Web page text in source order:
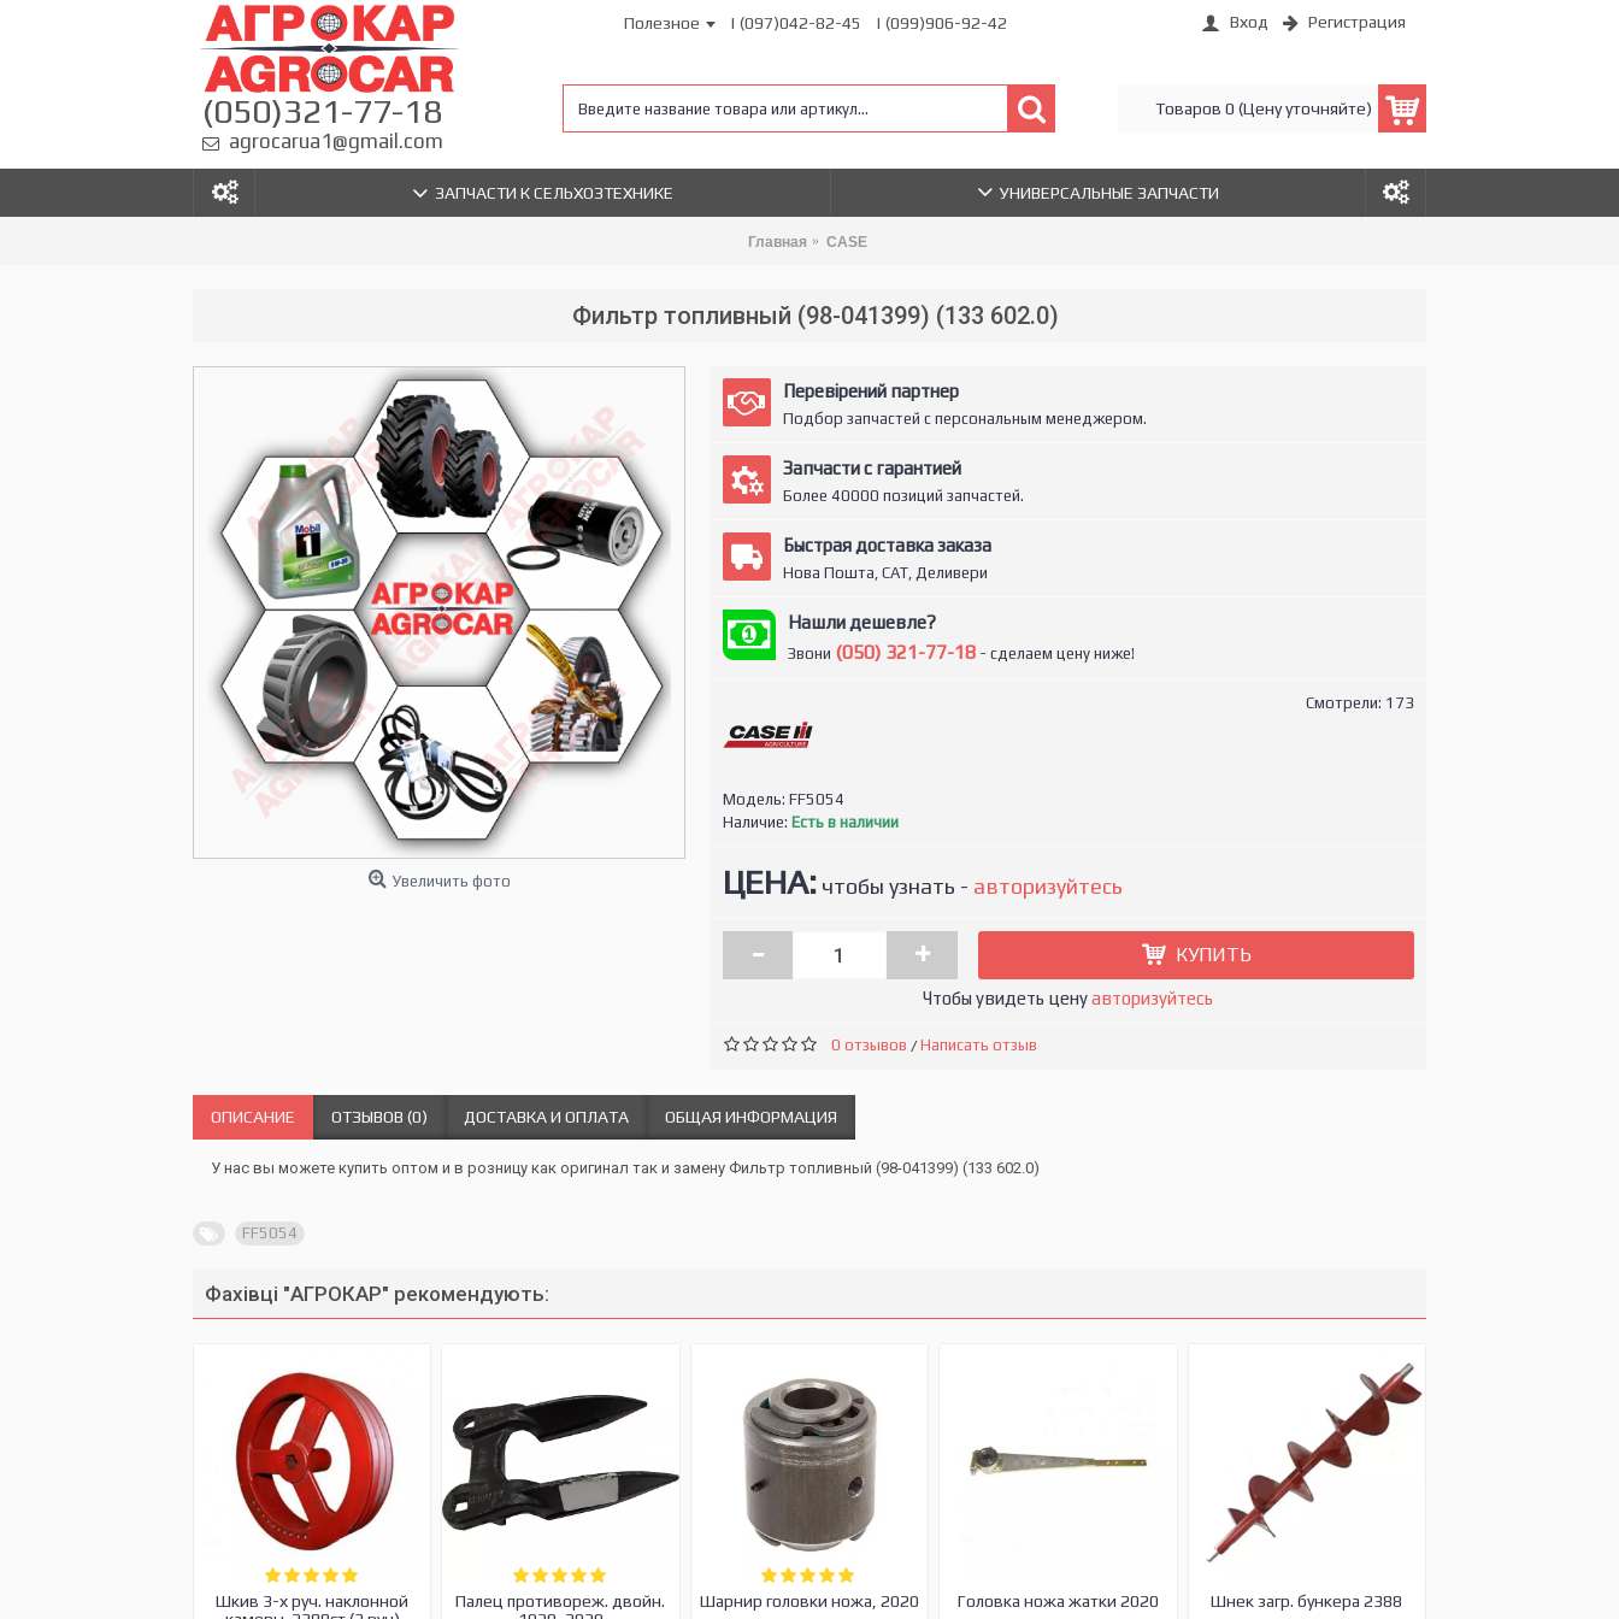
(050)321-77-18
agrocarua1@gmail.com
Полезное | (097)042-82-45 | (099)906-92-42 Вход Регистрация
Товаров 0 (Цену уточняйте)
ЗАПЧАСТИ К СЕЛЬХОЗТЕХНИКЕ УНИВЕРСАЛЬНЫЕ ЗАПЧАСТИ
Главная CASE
Фильтр топливный (98-041399) (133 602.0)
Увеличить фото
Перевірений партнер
Подбор запчастей с персональным менеджером.
Запчасти с гарантией
Более 40000 позиций запчастей.
Быстрая доставка заказа
Нова Пошта, САТ, Деливери
Нашли дешевле?
Звони (050) 321-77-18- сделаем цену ниже!
Смотрели: 173
Модель: FF5054
Наличие: Есть в наличии
ЦЕНА:чтобы узнать - авторизуйтесь
- + КУПИТЬ
Чтобы увидеть ценуавторизуйтесь
0 отзывов /Написать отзыв
ОПИСАНИЕ ОТЗЫВОВ (0) ДОСТАВКА И ОПЛАТА ОБЩАЯ ИНФОРМАЦИЯ
У нас вы можете купить оптом и в розницу как оригинал так и замену Фильтр топливный (98-041399) (133 602.0)
FF5054
Фахівці "АГРОКАР" рекомендують:
Шкив 3-х руч. наклонной
Палец противореж. двойн.
Шарнир головки ножа, 2020 Головка ножа жатки 2020 Шнек загр. бункера 2388